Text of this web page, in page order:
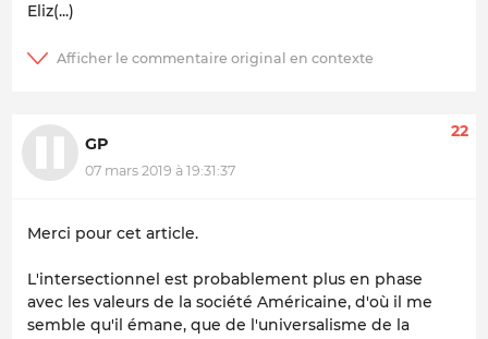
Eliz(...)
GP
07 mars 2019 à 19:31:37
22
Merci pour cet article.
L'intersectionnel est probablement plus en phase
avec les valeurs de la société Américaine, d'où il me
semble qu'il émane, que de l'universalisme de la